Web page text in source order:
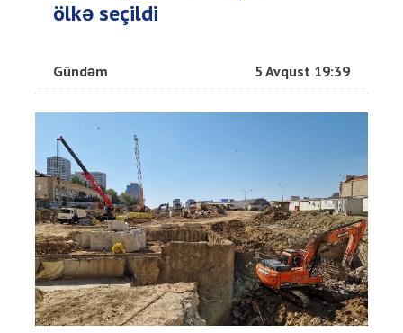
ölkə seçildi
Gündəm 5 Avqust 19:39